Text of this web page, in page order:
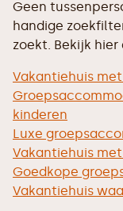
Geen
handige
zoekt. Bekijk
Vakantiehuis
kinderen
Luxe
Vakantiehuis
Goedkope
Vakantiehuis